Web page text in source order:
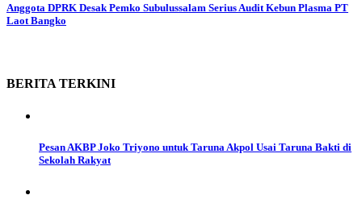
Anggota DPRK Desak Pemko Subulussalam Serius Audit Kebun Plasma PT
Laot Bangko
BERITATERKINI
Pesan AKBP Joko Triyono untuk Taruna Akpol Usai Taruna Bakti di
Sekolah Rakyat